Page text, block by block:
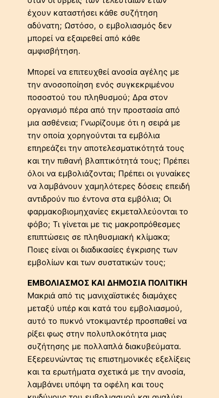
έχουν καταστήσει κάθε συζήτηση
αδύνατη; Ωστόσο, ο εμβολιασμός δεν
μπορεί να εξαιρεθεί από κάθε
αμφισβήτηση.
Μπορεί να επιτευχθεί ανοσία αγέλης με
την ανοσοποίηση ενός συγκεκριμένου
ποσοστού του πληθυσμού; Δρα στον
οργανισμό πέρα από την προστασία από
μια ασθένεια; Γνωρίζουμε ότι η σειρά με
την οποία χορηγούνται τα εμβόλια
επηρεάζει την αποτελεσματικότητά τους
και την πιθανή βλαπτικότητά τους; Πρέπει
όλοι να εμβολιάζονται; Πρέπει οι γυναίκες
να λαμβάνουν χαμηλότερες δόσεις επειδή
αντιδρούν πιο έντονα στα εμβόλια; Οι
φαρμακοβιομηχανίες εκμεταλλεύονται το
φόβο; Τι γίνεται με τις μακροπρόθεσμες
επιπτώσεις σε πληθυσμιακή κλίμακα;
Ποιες είναι οι διαδικασίες έγκρισης των
εμβολίων και των συστατικών τους;
ΕΜΒΟΛΙΑΣΜΟΣ ΚΑΙ ΔΗΜΟΣΙΑ ΠΟΛΙΤΙΚΗ
Μακριά από τις μανιχαϊστικές διαμάχες
μεταξύ υπέρ και κατά του εμβολιασμού,
αυτό το πυκνό ντοκιμαντέρ προσπαθεί να
ρίξει φως στην πολυπλοκότητα μιας
συζήτησης με πολλαπλά διακυβεύματα.
Εξερευνώντας τις επιστημονικές εξελίξεις
και τα ερωτήματα σχετικά με την ανοσία,
λαμβάνει υπόψη τα οφέλη και τους